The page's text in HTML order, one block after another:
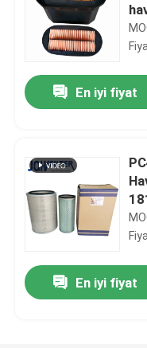
Ürün
Videolar
En iyi fiyat
En iyi fiyat